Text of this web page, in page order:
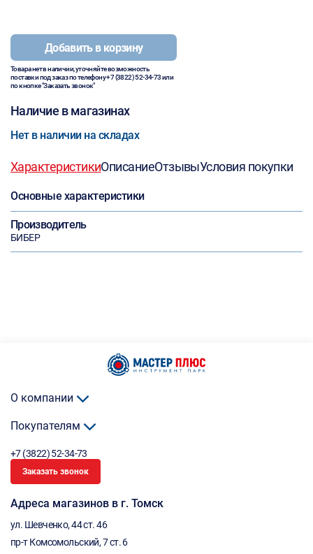
Добавить в корзину
Товара нет в наличии, уточняйте возможность
поставки под заказ по телефону+7 (3822) 52-34-73или
по кнопке "Заказать звонок"
Наличие в магазинах
Нет в наличии на складах
ХарактеристикиОписаниеОтзывыУсловия покупки
Основные характеристики
Производитель
БИБЕР
О компании
Покупателям
+7 (3822) 52-34-73
Заказать звонок
Адреса магазинов в г. Томск
ул. Шевченко, 44 ст. 46
пр-т Комсомольский, 7 ст. 6